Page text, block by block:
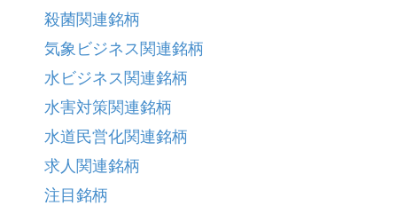
殺菌関連銘柄
気象ビジネス関連銘柄
水ビジネス関連銘柄
水害対策関連銘柄
水道民営化関連銘柄
求人関連銘柄
注目銘柄